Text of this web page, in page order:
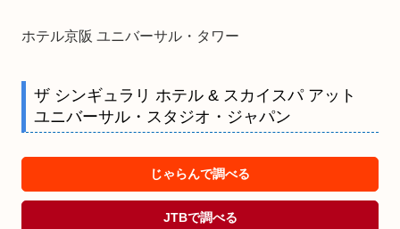
ホテル京阪 ユニバーサル・タワー
ザ シンギュラリ ホテル & スカイスパ アット
ユニバーサル・スタジオ・ジャパン
じゃらんで調べる
JTBで調べる